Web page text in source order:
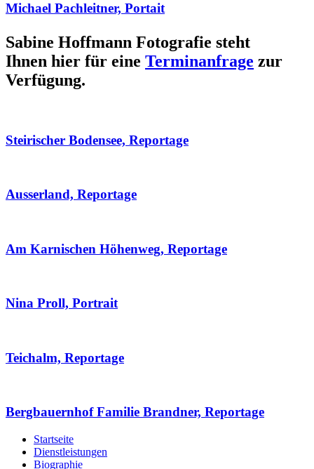
Michael Pachleitner, Portait
Sabine Hoffmann Fotografie steht
Ihnen hier für eine Terminanfrage zur
Verfügung.
Steirischer Bodensee, Reportage
Ausserland, Reportage
Am Karnischen Höhenweg, Reportage
Nina Proll, Portrait
Teichalm, Reportage
Bergbauernhof Familie Brandner, Reportage
Startseite
Dienstleistungen
Biographie